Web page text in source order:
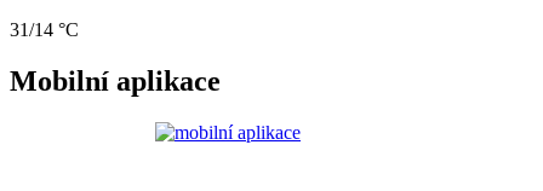
31/14 °C
Mobilní aplikace